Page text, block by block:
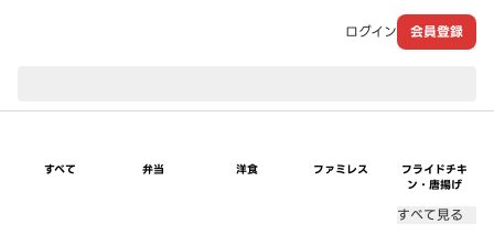
ログイン 会員登録
すべて 弁当 洋食 ファミレス
フライドチキ
ン・唐揚げ
すべて見る